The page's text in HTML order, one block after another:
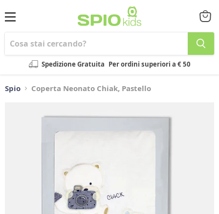
Menu
Spedizione Gratuita Per ordini superiori a € 50
il
Spio Coperta Neonato Chiak, Pastello